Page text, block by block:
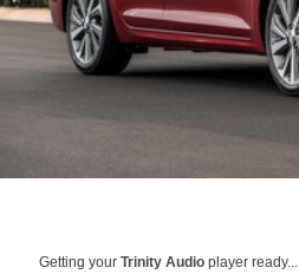
Getting yourTrinity Audio player ready...